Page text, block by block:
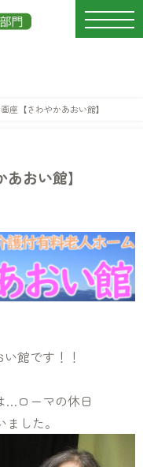
座【さわやかあおい館】
おい館】
館です！！
…ローマの休日
した。